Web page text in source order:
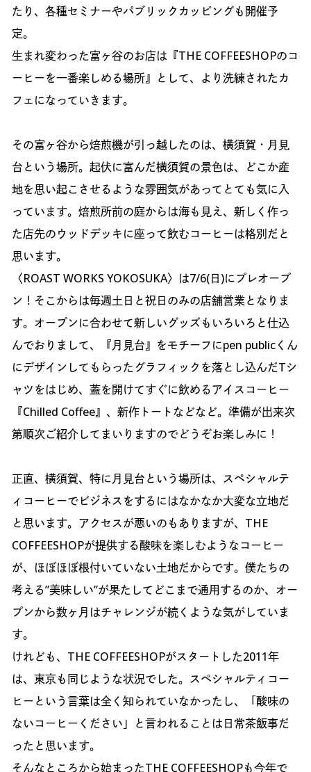
たり、各種セミナーやパブリックカッピングも開催予
定。
生まれ変わった富ヶ谷のお店は『THE COFFEESHOPのコ
ーヒーを一番楽しめる場所』として、より洗練されたカ
フェになっていきます。
その富ヶ谷から焙煎機が引っ越したのは、横須賀・月見
台という場所。起伏に富んだ横須賀の景色は、どこか産
地を思い起こさせるような雰囲気があってとても気に入
っています。焙煎所前の庭からは海も見え、新しく作っ
た店先のウッドデッキに座って飲むコーヒーは格別だと
思います。
〈ROAST WORKS YOKOSUKA〉は7/6(日)にプレオープ
ン！そこからは毎週土日と祝日のみの店舗営業となりま
す。オープンに合わせて新しいグッズもいろいろと仕込
んでおりまして、『月見台』をモチーフにpen publicくん
にデザインしてもらったグラフィックを落とし込んだTシ
ャツをはじめ、蓋を開けてすぐに飲めるアイスコーヒー
『Chilled Coffee』、新作トートなどなど。準備が出来次
第順次ご紹介してまいりますのでどうぞお楽しみに！
正直、横須賀、特に月見台という場所は、スペシャルテ
ィコーヒーでビジネスをするにはなかなか大変な立地だ
と思います。アクセスが悪いのもありますが、THE
COFFEESHOPが提供する酸味を楽しむようなコーヒー
が、ほぼほぼ根付いていない土地だからです。僕たちの
考える”美味しい”が果たしてどこまで通用するのか、オー
プンから数ヶ月はチャレンジが続くような気がしていま
す。
けれども、THE COFFEESHOPがスタートした2011年
は、東京も同じような状況でした。スペシャルティコー
ヒーという言葉は全く知られていなかったし、「酸味の
ないコーヒーください」と言われることは日常茶飯事だ
ったと思います。
そんなところから始まったTHE COFFEESHOPも今年で